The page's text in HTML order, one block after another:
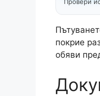
покрие
обяви